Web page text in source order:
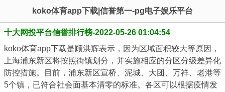
koko体育app下载|信誉第一-pg电子娱乐平台
十大网投平台信誉排行榜-2022-05-26 01:04:54
koko体育app下载是顾洪辉表示，因为区域面积较大等原因，
上海浦东新区将按照街镇划分，并实施相应的分区分级差异化
防控措施。目前，浦东新区宣桥、泥城、大团、万祥、老港等
5个镇，已符合社会面基本清零的标准。各区可以根据疫情发